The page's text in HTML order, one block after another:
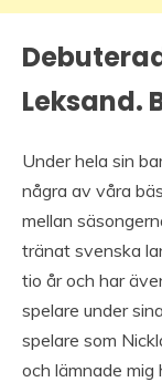
Leksand.
Under hela sin
några av våra
mellan
tränat svenska
tio år och har
spelare under
spelare som
och lämnade